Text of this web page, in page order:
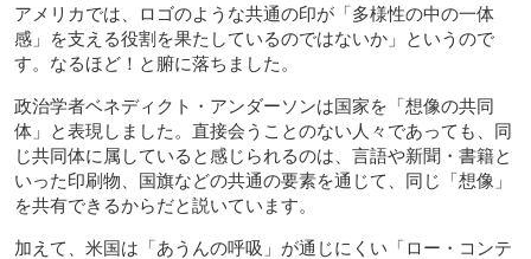
アメリカでは、ロゴのような共通の印が「多様性の中の一体
感」を支える役割を果たしているのではないか」というので
す。なるほど！と腑に落ちました。
政治学者ベネディクト・アンダーソンは国家を「想像の共同
体」と表現しました。直接会うことのない人々であっても、同
じ共同体に属していると感じられるのは、言語や新聞・書籍と
いった印刷物、国旗などの共通の要素を通じて、同じ「想像」
を共有できるからだと説いています。
加えて、米国は「あうんの呼吸」が通じにくい「ロー・コンテ